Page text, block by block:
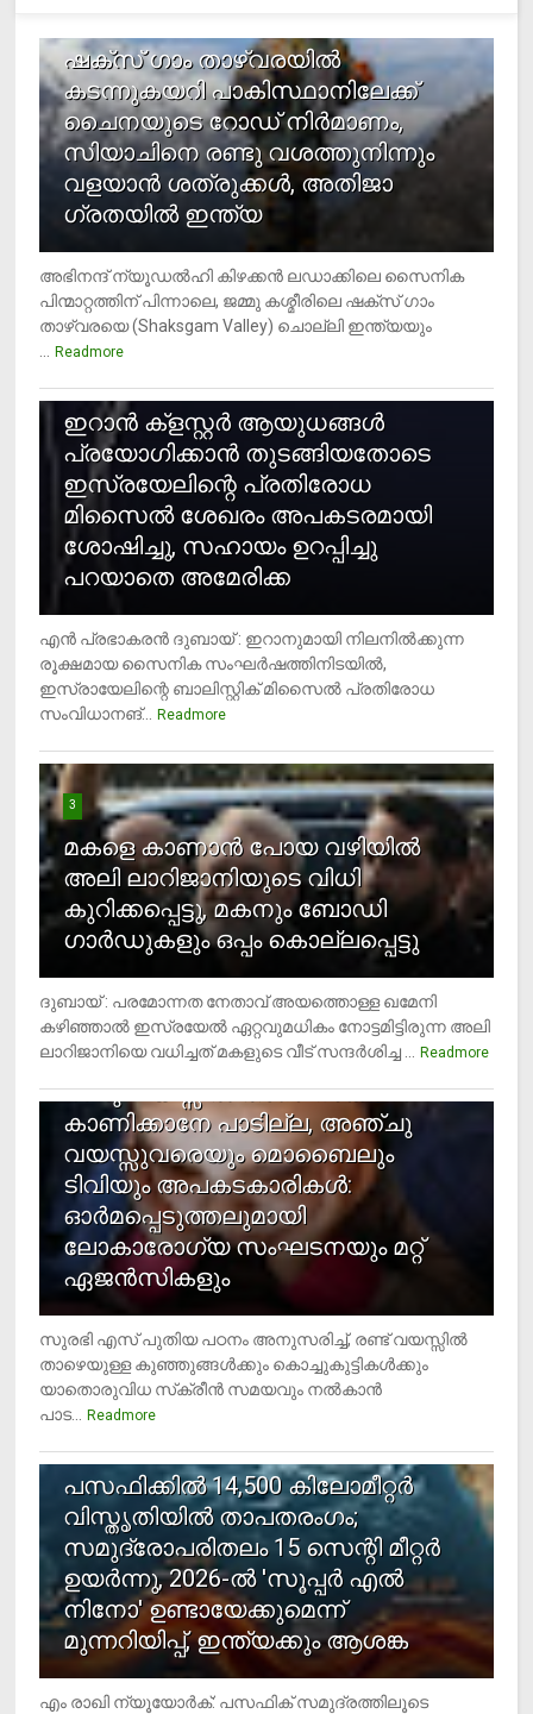
ഷക്സ് ​ഗാം താഴ്‌വരയിൽ
കടന്നുകയറി പാകിസ്ഥാനിലേക്ക്
ചൈനയുടെ റോഡ് നിർമാണം,
സിയാചിനെ രണ്ടു വശത്തുനിന്നും
വളയാൻ ശത്രുക്കൾ, അതിജാ​
ഗ്രതയിൽ ഇന്ത്യ
അഭിനന്ദ് ന്യൂഡൽഹി കിഴക്കൻ ലഡാക്കിലെ സൈനിക
പിന്മാറ്റത്തിന് പിന്നാലെ, ജമ്മു കശ്മീരിലെ ഷക്സ് ​ഗാം
താഴ്‌വരയെ (Shaksgam Valley) ചൊല്ലി ഇന്ത്യയും
Readmore
ഇറാന്‍ ക്‌ളസ്റ്റര്‍ ആയുധങ്ങള്‍
പ്രയോഗിക്കാന്‍ തുടങ്ങിയതോടെ
ഇസ്രയേലിന്റെ പ്രതിരോധ
മിസൈല്‍ ശേഖരം അപകടരമായി
ശോഷിച്ചു, സഹായം ഉറപ്പിച്ചു
പറയാതെ അമേരിക്ക
എന്‍ പ്രഭാകരന്‍ ദുബായ് : ഇറാനുമായി നിലനില്‍ക്കുന്ന
രൂക്ഷമായ സൈനിക സംഘര്‍ഷത്തിനിടയില്‍,
ഇസ്രായേലിന്റെ ബാലിസ്റ്റിക് മിസൈല്‍ പ്രതിരോധ
സംവിധാനങ്...
Readmore
3
മകളെ കാണാന്‍ പോയ വഴിയില്‍
അലി ലാറിജാനിയുടെ വിധി
കുറിക്കപ്പെട്ടു, മകനും ബോഡി
ഗാര്‍ഡുകളും ഒപ്പം കൊല്ലപ്പെട്ടു
ദുബായ് : പരമോന്നത നേതാവ് അയത്തൊള്ള ഖമേനി
കഴിഞ്ഞാല്‍ ഇസ്രയേല്‍ ഏറ്റവുമധികം നോട്ടമിട്ടിരുന്ന അലി
ലാറിജാനിയെ വധിച്ചത് മകളുടെ വീട് സന്ദര്‍ശിച്ച ...
Readmore
4
രണ്ടു വയസ്സില്‍ താഴെ സ്‌ക്രീന്‍
കാണിക്കാനേ പാടില്ല, അഞ്ചു
വയസ്സുവരെയും മൊബൈലും
ടിവിയും അപകടകാരികള്‍:
ഓര്‍മപ്പെടുത്തലുമായി
ലോകാരോഗ്യ സംഘടനയും മറ്റ്
ഏജന്‍സികളും
സുരഭി എസ് പുതിയ പഠനം അനുസരിച്ച്, രണ്ട് വയസ്സില്‍
താഴെയുള്ള കുഞ്ഞുങ്ങള്‍ക്കും കൊച്ചുകുട്ടികള്‍ക്കും
യാതൊരുവിധ സ്‌ക്രീന്‍ സമയവും നല്‍കാന്‍
പാട...
Readmore
പസഫിക്കില്‍ 14,500 കിലോമീറ്റര്‍
വിസ്തൃതിയില്‍ താപതരംഗം;
സമുദ്രോപരിതലം 15 സെന്റി മീറ്റര്‍
ഉയര്‍ന്നു, 2026-ല്‍ 'സൂപ്പര്‍ എല്‍
നിനോ' ഉണ്ടായേക്കുമെന്ന്
മുന്നറിയിപ്പ്, ഇന്ത്യക്കും ആശങ്ക
എം രാഖി ന്യൂയോര്‍ക്: പസഫിക് സമുദ്രത്തിലൂടെ